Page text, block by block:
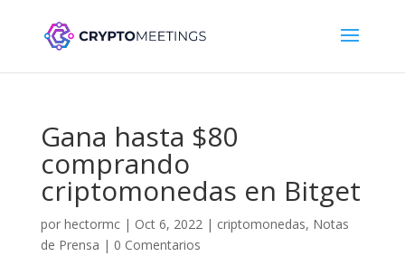
Gana hasta $80
comprando
criptomonedas en Bitget
por hectormc| Oct 6, 2022| criptomonedas, Notas
de Prensa | 0 Comentarios